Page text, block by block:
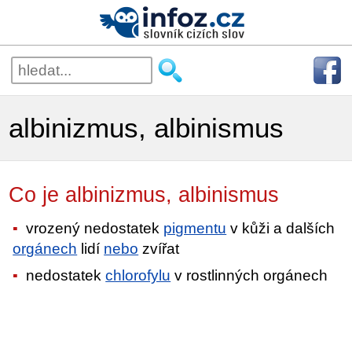
albinizmus, albinismus
Co je albinizmus, albinismus
vrozený nedostatek pigmentu v kůži a dalších
orgánech lidí nebo zvířat
nedostatekchlorofylu v rostlinných orgánech